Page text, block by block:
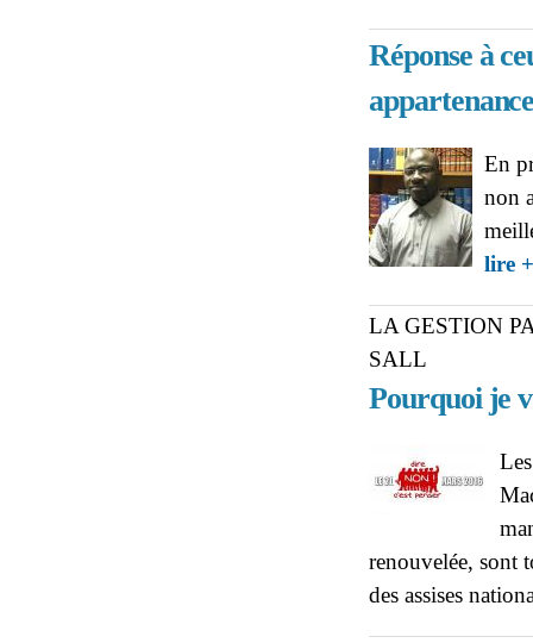
Réponse à
En
non
lire +
LA GESTION
SALL
Pourquoi je
renouvelée, sont
des assises